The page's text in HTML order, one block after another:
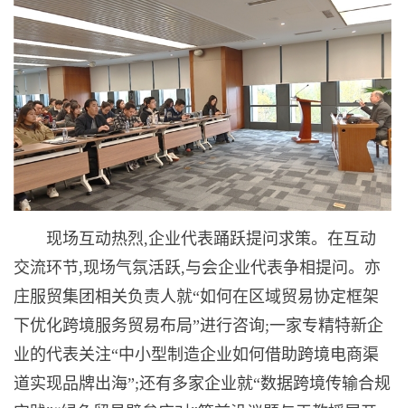
现场互动热烈,企业代表踊跃提问求策。在互动
交流环节,现场气氛活跃,与会企业代表争相提问。亦
庄服贸集团相关负责人就“如何在区域贸易协定框架
下优化跨境服务贸易布局”进行咨询;一家专精特新企
业的代表关注“中小型制造企业如何借助跨境电商渠
道实现品牌出海”;还有多家企业就“数据跨境传输合规